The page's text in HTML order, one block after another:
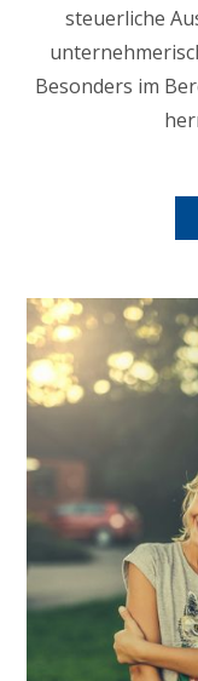
steuerliche
Besonders im